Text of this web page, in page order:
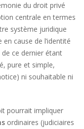
du droit privé
centrale en termes
système juridique
cause de l’identité
ce dernier étant
pure et simple,
ni souhaitable ni
pourrait impliquer
ordinaires (judiciaires